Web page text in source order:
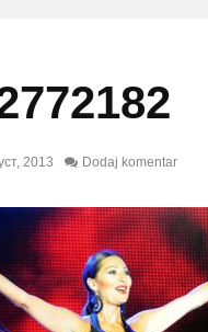
2013 Dodaj komentar